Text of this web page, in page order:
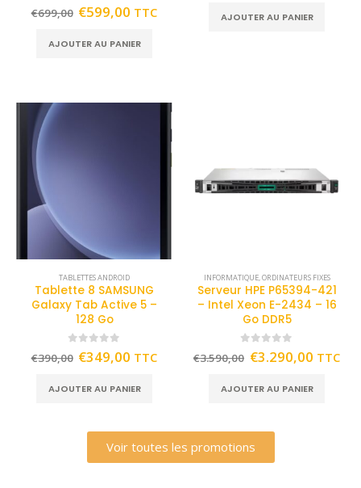
out of 5
€699,00 €599,00 TTC
AJOUTER AU PANIER
AJOUTER AU PANIER
TABLETTES ANDROID
Tablette 8 SAMSUNG
Galaxy Tab Active 5 –
128 Go
out of 5
€390,00 €349,00 TTC
AJOUTER AU PANIER
INFORMATIQUE,ORDINATEURS FIXES
Serveur HPE P65394-421
– Intel Xeon E-2434 – 16
Go DDR5
out of 5
€3.590,00 €3.290,00 TTC
AJOUTER AU PANIER
Voir toutes les promotions